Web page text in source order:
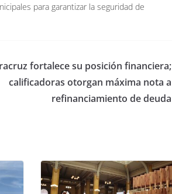
para garantizar la seguridad de
fortalece su posición financiera;
calificadoras otorgan máxima nota a
refinanciamiento de deuda